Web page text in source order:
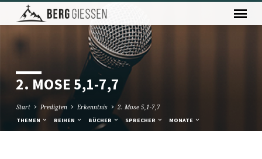
2. MOSE 5,1-7,7
Start Predigten Erkenntnis 2. Mose 5,1-7,7
THEMEN REIHEN BÜCHER SPRECHER MONATE